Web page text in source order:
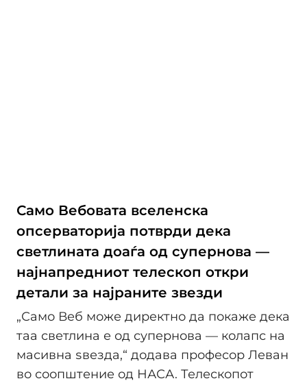
Само Вебовата вселенска
опсерваторија потврди дека
светлината доаѓа од супернова —
најнапредниот телескоп откри
детали за најраните звезди
„Само Веб може директно да покаже дека
таа светлина е од супернова — колапс на
масивна ѕвезда,“ додава професор Леван
во соопштение од НАСА. Телескопот